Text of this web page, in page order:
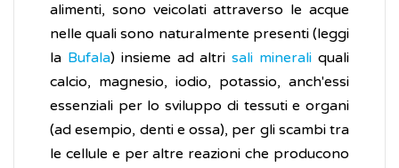
alimenti, sono veicolati attraverso le acque
nelle quali sono naturalmente presenti (leggi
la Bufala) insieme ad altrisali minerali quali
calcio, magnesio, iodio, potassio, anch'essi
essenziali per lo sviluppo di tessuti e organi
(ad esempio, denti e ossa), per gli scambi tra
le cellule e per altre reazioni che producono